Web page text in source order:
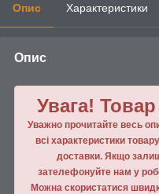
Опис Характеристики
Опис
Увага!
Уважно прочитайте весь
всі характеристики
доставки. Якщо
зателефонуйте нам у
Можна скористатися